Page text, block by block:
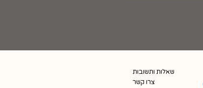
שאלות ותשובות
צרו קשר